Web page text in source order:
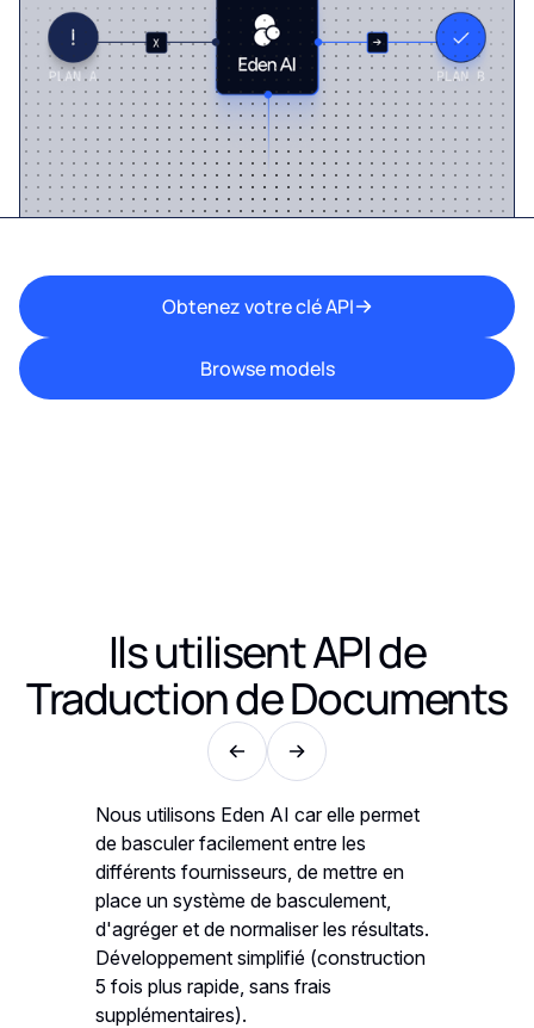
Obtenez votre clé API
Browse models
Ils utilisentAPI de
Traduction de Documents
Nous utilisons Eden AI car elle permet
de basculer facilement entre les
différents fournisseurs, de mettre en
place un système de basculement,
d'agréger et de normaliser les résultats.
Développement simplifié (construction
5 fois plus rapide, sans frais
supplémentaires).